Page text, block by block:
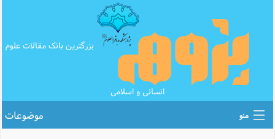
بزرگترین بانک مقالات علوم
انسانی و اسلامی
موضوعات منو